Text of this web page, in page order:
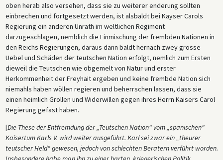
oben herab also versehen, dass sie zu weiterer enderung sollten
einbrechen und fortgesetzt werden, ist alsbaldt bei Kayser Carols
Regierung ein anderen Unrath im weltlichen Regiment
darzugeschlagen, nemblich die Einmischung der frembden Nationen in
den Reichs Regierungen, daraus dann baldt hernach zwey grosse
Uebel und Schäden der teutschen Nation erfolgt, nemlich zum Ersten
dieweil die Teutschen wie obgemelt von Natur und erster
Herkommenheit der Freyhait ergeben und keine frembde Nation sich
niemahls haben wöllen regieren und beherrschen lassen, dass sie
einen heimlich Grollen und Widerwillen gegen ihres Herrn Kaisers Carol
Regierung gefast haben.
[Die These der Entfremdung der „Teutschen Nation“ vom „spanischen“
Kaisertum Karls V. wird weiter ausgeführt. Karl sei zwar ein „theurer
teutscher Held“ gewesen, jedoch von schlechten Beratern verführt worden.